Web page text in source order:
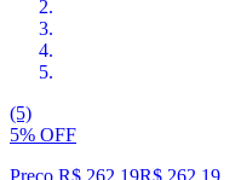
(5)
5% OFF
Preço R$ 262,19R$ 262,19